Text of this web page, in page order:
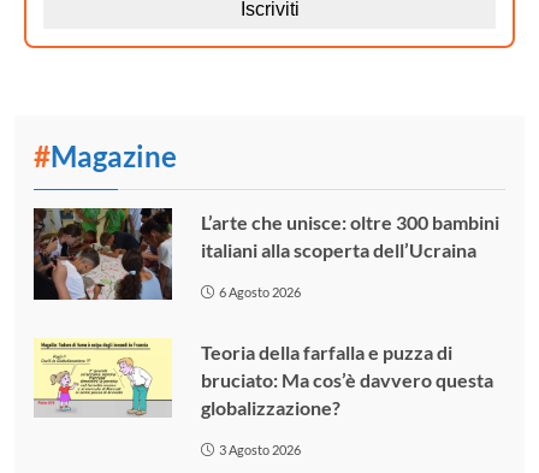
#Magazine
L’arte che unisce: oltre 300 bambini
italiani alla scoperta dell’Ucraina
6 Agosto 2026
Teoria della farfalla e puzza di
bruciato: Ma cos’è davvero questa
globalizzazione?
3 Agosto 2026